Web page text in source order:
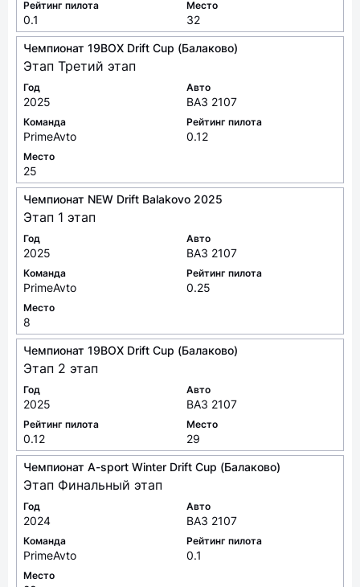
Чемпионат 19BOX Drift Cup (Балаково)
Этап Третий этап
Год
2025
Авто
Команда
PrimeAvto
Рейтинг пилота
0.12
Место
25
Чемпионат NEW Drift Balakovo 2025
Этап 1 этап
Год
2025
Авто
Команда
PrimeAvto
Рейтинг пилота
0.25
Место
8
Чемпионат 19BOX Drift Cup (Балаково)
Этап 2 этап
Год
2025
Авто
Рейтинг пилота
0.12
Место
29
Чемпионат A-sport Winter Drift Cup (Балаково)
Этап Финальный этап
Год
2024
Авто
Команда
PrimeAvto
Рейтинг пилота
0.1
Место
28
Чемпионат Drift Battle Balakovo 2024